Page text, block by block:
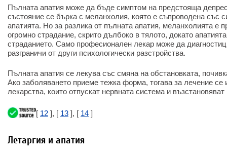
Пълната апатия може да бъде симптом на предстояща
състояние се бърка с меланхолия, която е съпроводена със
апатията. Но за разлика от пълната апатия, меланхолията е
огромно страдание, скрито дълбоко в тялото, докато
страданието. Само професионален лекар може да
разграничи от други психологически разстройства.
Пълната апатия се лекува със смяна на обстановката,
Ако заболяването приеме тежка форма, тогава за лечение се
лекарства, които отпускат нервната система и
[ 12 ], [ 13 ], [ 14 ]
Летаргия и апатия